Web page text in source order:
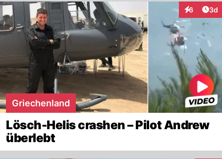
6 3d
Griechenland
Lösch-Helis crashen – Pilot Andrew
überlebt